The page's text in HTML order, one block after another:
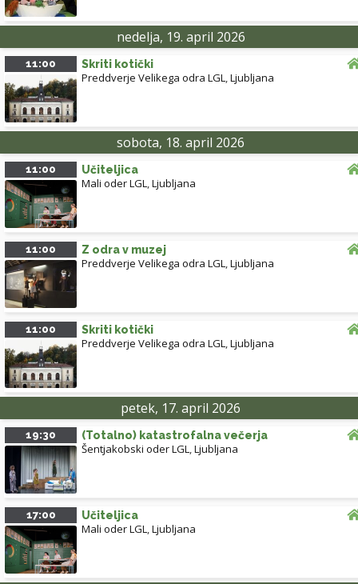
nedelja, 19. april 2026
11:00 Skriti kotički
Preddverje Velikega odra LGL,Ljubljana
sobota, 18. april 2026
11:00 Učiteljica
Mali oder LGL,Ljubljana
11:00 Z odra v muzej
Preddverje Velikega odra LGL,Ljubljana
11:00 Skriti kotički
Preddverje Velikega odra LGL,Ljubljana
petek, 17. april 2026
19:30 (Totalno) katastrofalna večerja
Šentjakobski oder LGL,Ljubljana
17:00 Učiteljica
Mali oder LGL,Ljubljana